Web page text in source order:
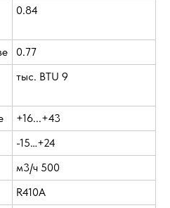
0.84
0.77
тыс. BTU 9
+16...+43
-15…+24
м3/ч 500
R410A